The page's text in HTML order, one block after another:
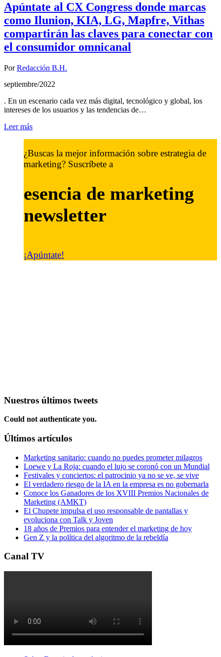
Apúntate al CX Congress donde marcas
como Ilunion, KIA, LG, Mapfre, Vithas
compartirán las claves para conectar con
el consumidor omnicanal
PorRedacción B.H.
septiembre/2022
. En un escenario cada vez más digital, tecnológico y global, los
intereses de los usuarios y las tendencias de…
Leer más
¿Buscas la mejor información sobre estrategia de
marketing? Suscríbete a
esencia de marketing
newsletter
¡Apúntate!
Nuestros últimos tweets
Could not authenticate you.
Últimos artículos
Marketing sanitario: cuando no puedes prometer milagros
Loewe y La Roja: cuando el lujo se coronó con un Mundial
Festivales y conciertos: el patrocinio ya no se ve, se vive
El verdadero riesgo de la IA en la empresa es no gobernarla
Conoce los Ganadores de los XVIII Premios Nacionales de
Marketing (AMKT)
El Chupete impulsa el uso responsable de pantallas y
evoluciona con Talk y Joven
18 años de Premios para entender el marketing de hoy
Gen Z y la política del algoritmo de la rebeldía
Canal TV